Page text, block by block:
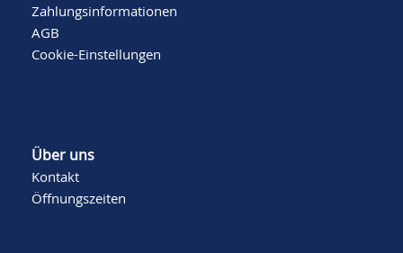
Zahlungsinformationen
AGB
Cookie-Einstellungen
Über uns
Kontakt
Öffnungszeiten